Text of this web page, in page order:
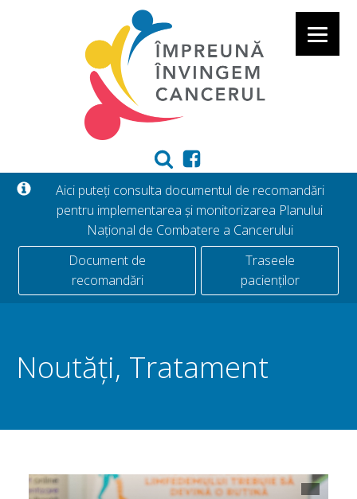
Aici puteți consulta documentul de recomandări
pentru implementarea și monitorizarea Planului
Național de Combatere a Cancerului
Document de
recomandări
Traseele
pacienților
Noutăți, Tratament